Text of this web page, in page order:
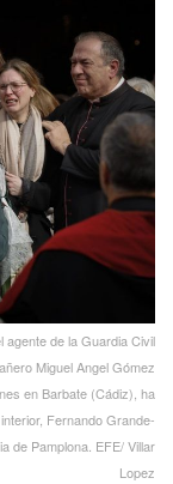
agente de la Guardia Civil
Miguel Angel Gómez
en Barbate (Cádiz), ha
Fernando Grande-
de Pamplona. EFE/ Villar
Lopez